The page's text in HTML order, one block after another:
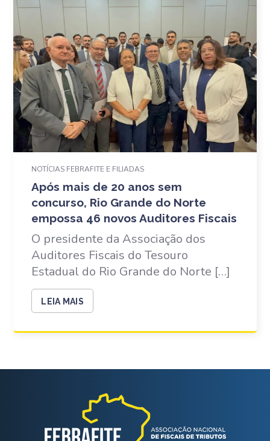
NOTÍCIAS FEBRAFITE E FILIADAS
Após mais de 20 anos sem
concurso, Rio Grande do Norte
empossa 46 novos Auditores Fiscais
O presidente da Associação dos
Auditores Fiscais do Tesouro
Estadual do Rio Grande do Norte […]
LEIA MAIS